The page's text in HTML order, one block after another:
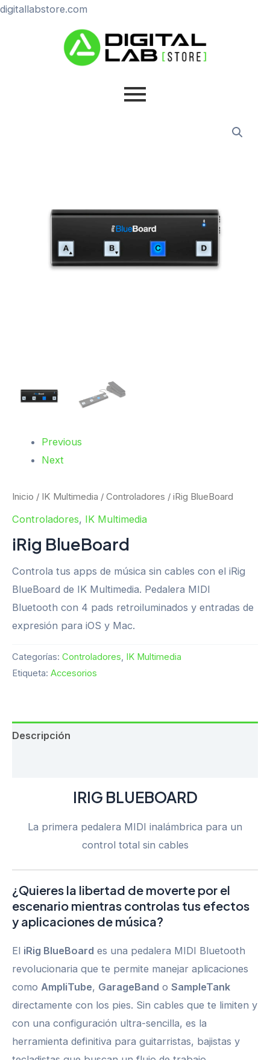
digitallabstore.com
al
contenido
Previous
Next
Inicio / IK Multimedia / Controladores / iRig BlueBoard
Controladores, IK Multimedia
iRig BlueBoard
Controla tus apps de música sin cables con el iRig
BlueBoard de IK Multimedia. Pedalera MIDI
Bluetooth con 4 pads retroiluminados y entradas de
expresión para iOS y Mac.
Categorías: Controladores,
IK Multimedia
Etiqueta: Accesorios
Descripción
IRIG BLUEBOARD
La primera pedalera MIDI inalámbrica para un
control total sin cables
¿Quieres la libertad de moverte por el
escenario mientras controlas tus efectos
y aplicaciones de música?
El iRig BlueBoard es una pedalera MIDI Bluetooth
revolucionaria que te permite manejar aplicaciones
como AmpliTube, GarageBand o SampleTank
directamente con los pies. Sin cables que te limiten y
con una configuración ultra-sencilla, es la
herramienta definitiva para guitarristas, bajistas y